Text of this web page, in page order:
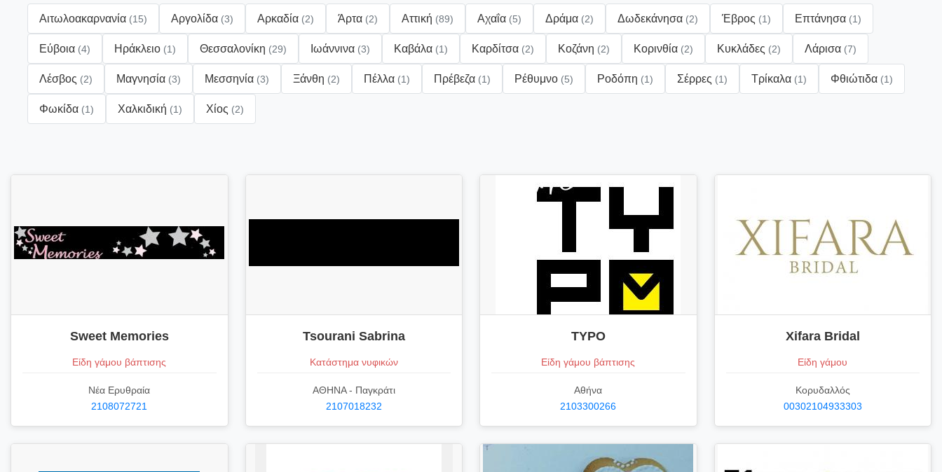
Αιτωλοακαρνανία (15) Αργολίδα (3) Αρκαδία (2) Άρτα (2) Αττική (89) Αχαΐα (5) Δράμα (2) Δωδεκάνησα (2) Έβρος (1) Επτάνησα (1)
Εύβοια (4) Ηράκλειο (1) Θεσσαλονίκη (29) Ιωάννινα (3) Καβάλα (1) Καρδίτσα (2) Κοζάνη (2) Κορινθία (2) Κυκλάδες (2) Λάρισα (7)
Λέσβος (2) Μαγνησία (3) Μεσσηνία (3) Ξάνθη (2) Πέλλα (1) Πρέβεζα (1) Ρέθυμνο (5) Ροδόπη (1) Σέρρες (1) Τρίκαλα (1) Φθιώτιδα (1)
Φωκίδα (1) Χαλκιδική (1) Χίος (2)
Sweet Memories
Είδη γάμου βάπτισης
Νέα Ερυθραία
2108072721
Tsourani Sabrina
Κατάστημα νυφικών
ΑΘΗΝΑ - Παγκράτι
2107018232
TYPO
Είδη γάμου βάπτισης
Αθήνα
2103300266
Xifara Bridal
Είδη γάμου
Κορυδαλλός
00302104933303